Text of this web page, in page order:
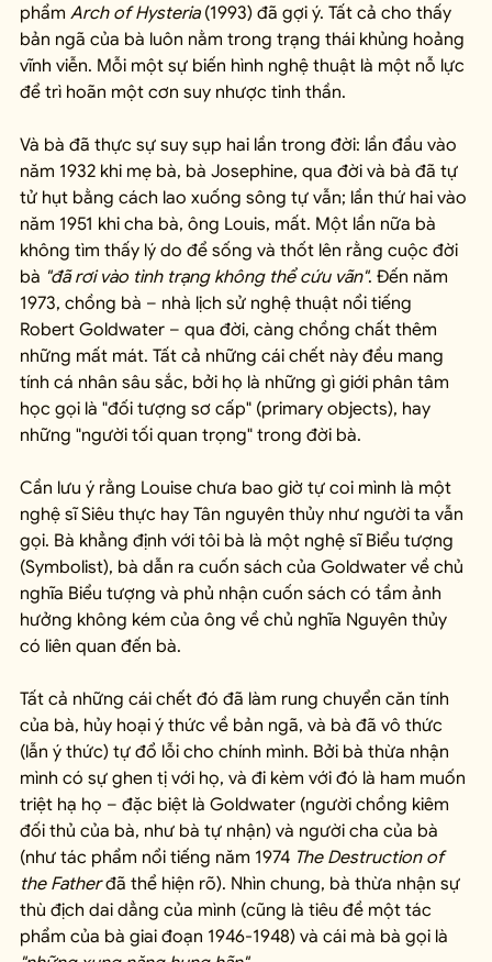
phẩm Arch of Hysteria (1993) đã gợi ý. Tất cả cho thấy
bản ngã của bà luôn nằm trong trạng thái khủng hoảng
vĩnh viễn. Mỗi một sự biến hình nghệ thuật là một nỗ lực
để trì hoãn một cơn suy nhược tinh thần.
Và bà đã thực sự suy sụp hai lần trong đời: lần đầu vào
năm 1932 khi mẹ bà, bà Josephine, qua đời và bà đã tự
tử hụt bằng cách lao xuống sông tự vẫn; lần thứ hai vào
năm 1951 khi cha bà, ông Louis, mất. Một lần nữa bà
không tìm thấy lý do để sống và thốt lên rằng cuộc đời
bà "đã rơi vào tình trạng không thể cứu vãn". Đến năm
1973, chồng bà – nhà lịch sử nghệ thuật nổi tiếng
Robert Goldwater – qua đời, càng chồng chất thêm
những mất mát. Tất cả những cái chết này đều mang
tính cá nhân sâu sắc, bởi họ là những gì giới phân tâm
học gọi là "đối tượng sơ cấp" (primary objects), hay
những "người tối quan trọng" trong đời bà.
Cần lưu ý rằng Louise chưa bao giờ tự coi mình là một
nghệ sĩ Siêu thực hay Tân nguyên thủy như người ta vẫn
gọi. Bà khẳng định với tôi bà là một nghệ sĩ Biểu tượng
(Symbolist), bà dẫn ra cuốn sách của Goldwater về chủ
nghĩa Biểu tượng và phủ nhận cuốn sách có tầm ảnh
hưởng không kém của ông về chủ nghĩa Nguyên thủy
có liên quan đến bà.
Tất cả những cái chết đó đã làm rung chuyển căn tính
của bà, hủy hoại ý thức về bản ngã, và bà đã vô thức
(lẫn ý thức) tự đổ lỗi cho chính mình. Bởi bà thừa nhận
mình có sự ghen tị với họ, và đi kèm với đó là ham muốn
triệt hạ họ – đặc biệt là Goldwater (người chồng kiêm
đối thủ của bà, như bà tự nhận) và người cha của bà
(như tác phẩm nổi tiếng năm 1974 The Destruction of
the Father đã thể hiện rõ). Nhìn chung, bà thừa nhận sự
thù địch dai dẳng của mình (cũng là tiêu đề một tác
phẩm của bà giai đoạn 1946-1948) và cái mà bà gọi là